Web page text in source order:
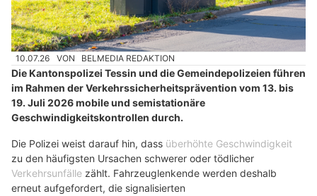
10.07.26 VON BELMEDIA REDAKTION
Die Kantonspolizei Tessin und die Gemeindepolizeien führen
im Rahmen der Verkehrssicherheitsprävention vom 13. bis
19. Juli 2026 mobile und semistationäre
Geschwindigkeitskontrollen durch.
Die Polizei weist darauf hin, dass überhöhte Geschwindigkeit
zu den häufigsten Ursachen schwerer oder tödlicher
Verkehrsunfälle zählt. Fahrzeuglenkende werden deshalb
erneut aufgefordert, die signalisierten